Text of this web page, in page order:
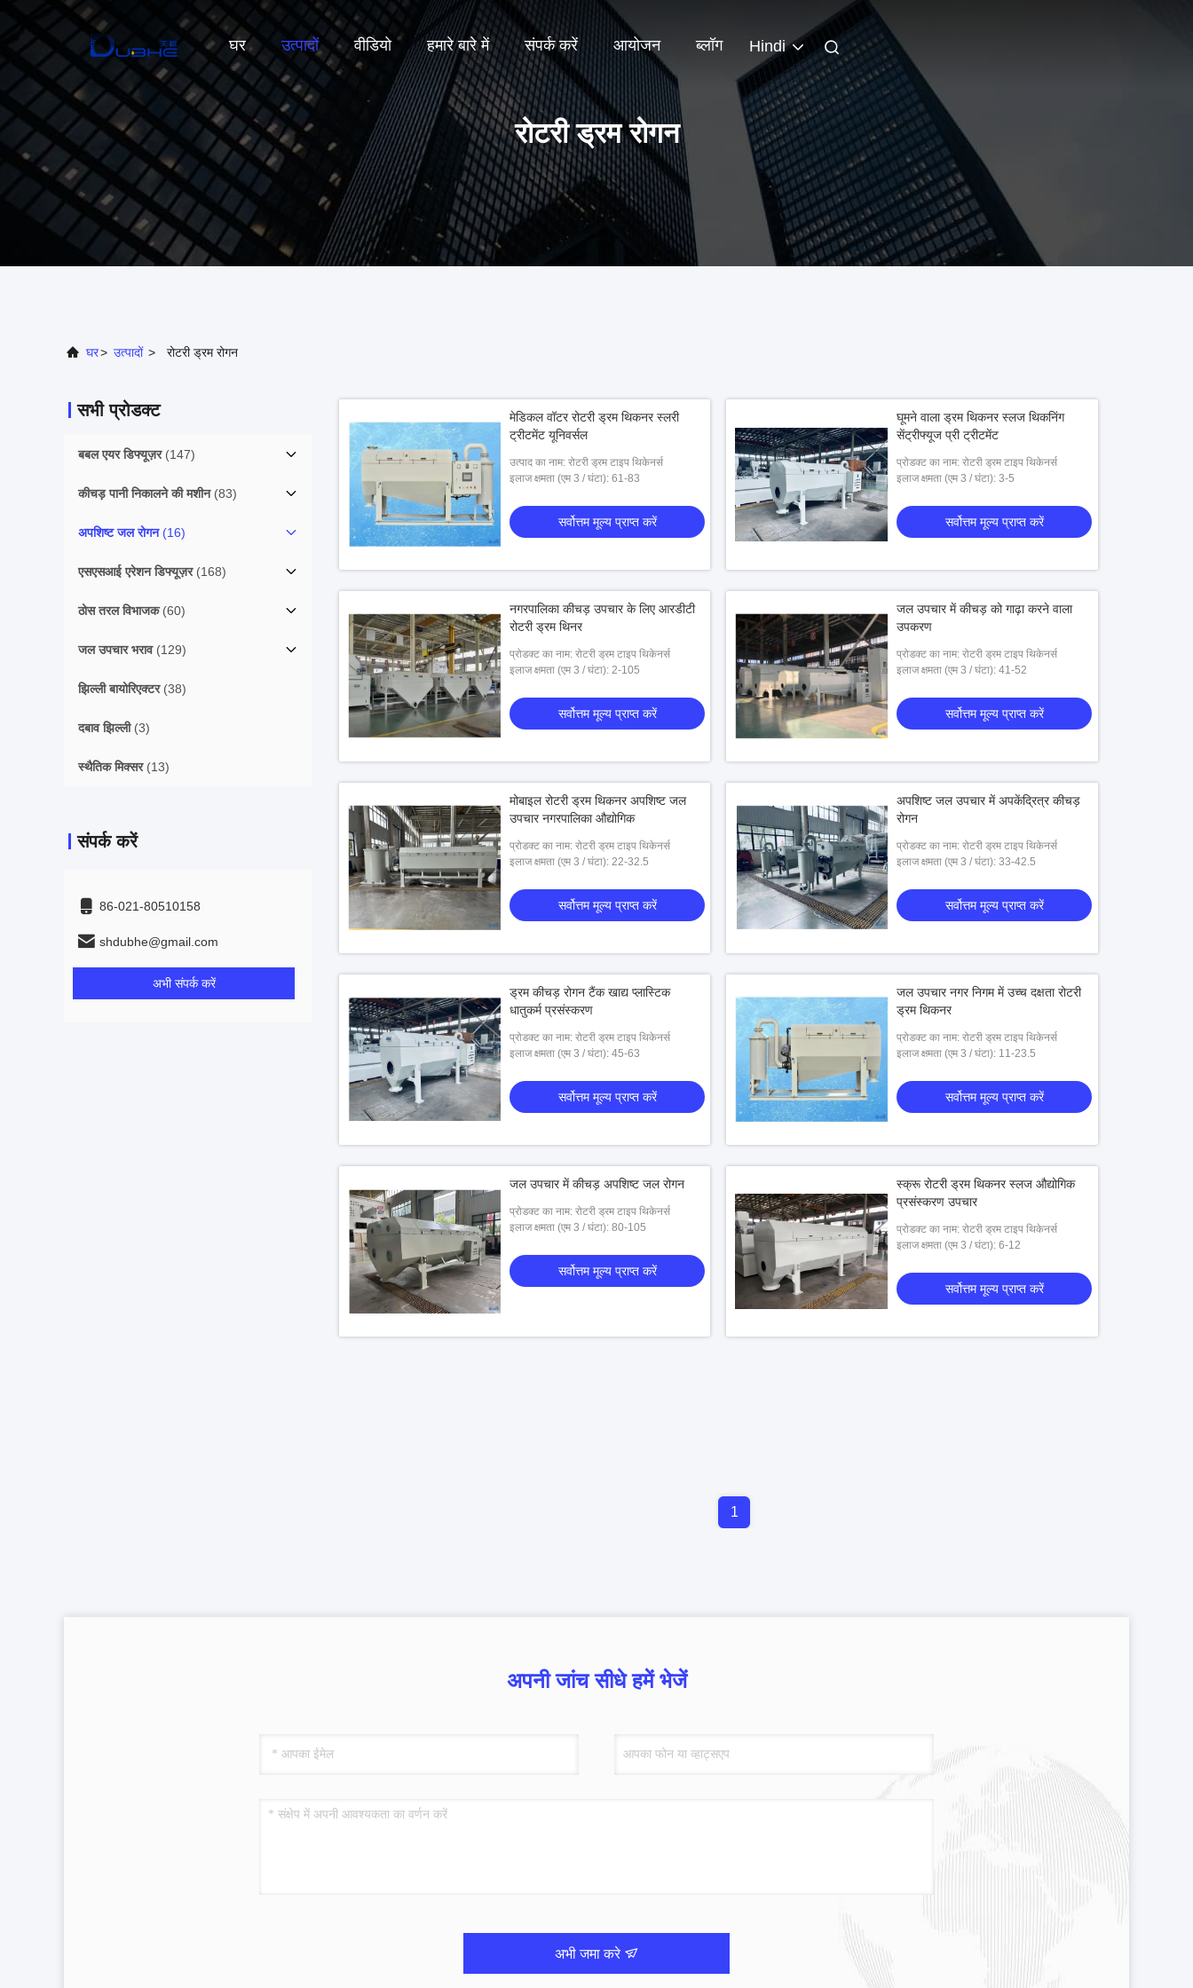
घर उत्पादों वीडियो हमारे बारे में संपर्क करें आयोजन ब्लॉग Hindi
रोटरी ड्रम रोगन
घर> उत्पादों > रोटरी ड्रम रोगन
सभी प्रोडक्ट
बबल एयर डिफ्यूज़र(147)
कीचड़ पानी निकालने की मशीन(83)
अपशिष्ट जल रोगन(16)
एसएसआई एरेशन डिफ्यूज़र(168)
ठोस तरल विभाजक(60)
जल उपचार भराव(129)
झिल्ली बायोरिएक्टर(38)
दबाव झिल्ली(3)
स्थैतिक मिक्सर(13)
संपर्क करें
86-021-80510158
shdubhe@gmail.com
अभी संपर्क करें
मेडिकल वॉटर रोटरी ड्रम थिकनर स्लरी
ट्रीटमेंट यूनिवर्सल
उत्पाद का नाम: रोटरी ड्रम टाइप थिकेनर्स
इलाज क्षमता (एम 3 / घंटा): 61-83
सर्वोत्तम मूल्य प्राप्त करें
घूमने वाला ड्रम थिकनर स्लज थिकनिंग
सेंट्रीफ्यूज प्री ट्रीटमेंट
प्रोडक्ट का नाम: रोटरी ड्रम टाइप थिकेनर्स
इलाज क्षमता (एम 3 / घंटा): 3-5
सर्वोत्तम मूल्य प्राप्त करें
नगरपालिका कीचड़ उपचार के लिए आरडीटी
रोटरी ड्रम थिनर
प्रोडक्ट का नाम: रोटरी ड्रम टाइप थिकेनर्स
इलाज क्षमता (एम 3 / घंटा): 2-105
सर्वोत्तम मूल्य प्राप्त करें
जल उपचार में कीचड़ को गाढ़ा करने वाला
उपकरण
प्रोडक्ट का नाम: रोटरी ड्रम टाइप थिकेनर्स
इलाज क्षमता (एम 3 / घंटा): 41-52
सर्वोत्तम मूल्य प्राप्त करें
मोबाइल रोटरी ड्रम थिकनर अपशिष्ट जल
उपचार नगरपालिका औद्योगिक
प्रोडक्ट का नाम: रोटरी ड्रम टाइप थिकेनर्स
इलाज क्षमता (एम 3 / घंटा): 22-32.5
सर्वोत्तम मूल्य प्राप्त करें
अपशिष्ट जल उपचार में अपकेंद्रित्र कीचड़
रोगन
प्रोडक्ट का नाम: रोटरी ड्रम टाइप थिकेनर्स
इलाज क्षमता (एम 3 / घंटा): 33-42.5
सर्वोत्तम मूल्य प्राप्त करें
ड्रम कीचड़ रोगन टैंक खाद्य प्लास्टिक
धातुकर्म प्रसंस्करण
प्रोडक्ट का नाम: रोटरी ड्रम टाइप थिकेनर्स
इलाज क्षमता (एम 3 / घंटा): 45-63
सर्वोत्तम मूल्य प्राप्त करें
जल उपचार नगर निगम में उच्च दक्षता रोटरी
ड्रम थिकनर
प्रोडक्ट का नाम: रोटरी ड्रम टाइप थिकेनर्स
इलाज क्षमता (एम 3 / घंटा): 11-23.5
सर्वोत्तम मूल्य प्राप्त करें
जल उपचार में कीचड़ अपशिष्ट जल रोगन
प्रोडक्ट का नाम: रोटरी ड्रम टाइप थिकेनर्स
इलाज क्षमता (एम 3 / घंटा): 80-105
सर्वोत्तम मूल्य प्राप्त करें
स्क्रू रोटरी ड्रम थिकनर स्लज औद्योगिक
प्रसंस्करण उपचार
प्रोडक्ट का नाम: रोटरी ड्रम टाइप थिकेनर्स
इलाज क्षमता (एम 3 / घंटा): 6-12
सर्वोत्तम मूल्य प्राप्त करें
1
अपनी जांच सीधे हमें भेजें
अभी जमा करे